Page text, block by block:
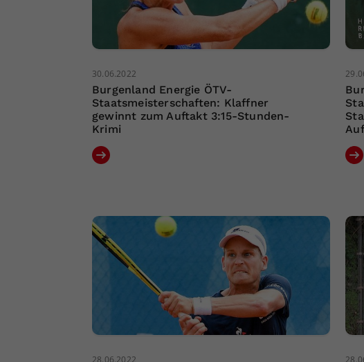
30.06.2022
Burgenland Energie ÖTV-
Staatsmeisterschaften: Klaffner
gewinnt zum Auftakt 3:15-Stunden-
Krimi
28.06.2022